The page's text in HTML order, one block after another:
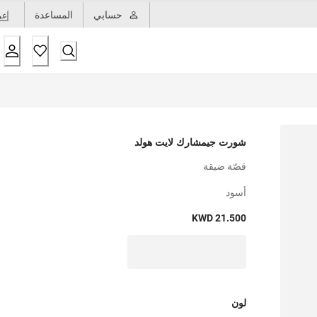
حسابي المساعدة
شورت جيمشارك لايت هولد
قصّة ضيقة
أسود
KWD 21.500
لون